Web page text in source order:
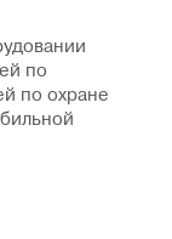
по
по охране